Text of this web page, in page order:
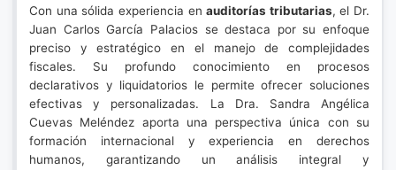
Con una sólida experiencia enauditorías tributarias, el Dr.
Juan Carlos García Palacios se destaca por su enfoque
preciso y estratégico en el manejo de complejidades
fiscales. Su profundo conocimiento en procesos
declarativos y liquidatorios le permite ofrecer soluciones
efectivas y personalizadas. La Dra. Sandra Angélica
Cuevas Meléndez aporta una perspectiva única con su
formación internacional y experiencia en derechos
humanos, garantizando un análisis integral y